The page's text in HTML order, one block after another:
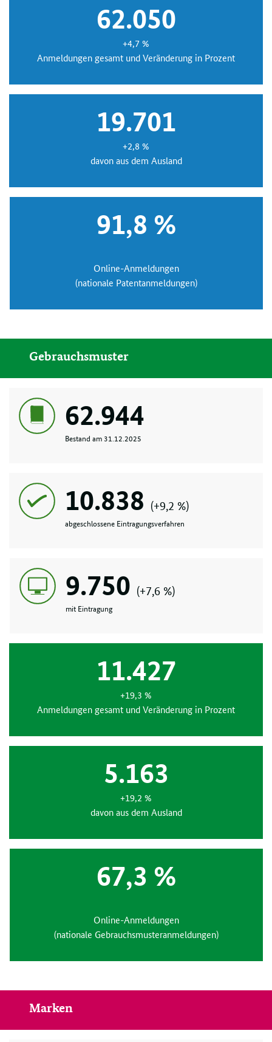
62.050
+4,7 %
Anmeldungen gesamt und Veränderung in Prozent
19.701
+2,8 %
davon aus dem Ausland
91,8 %
Online-Anmeldungen
(nationale Patentanmeldungen)
Gebrauchsmuster
62.944
Bestand am 31.12.2025
10.838 (+9,2 %)
abgeschlossene Eintragungs­verfahren
9.750 (+7,6 %)
mit Eintragung
11.427
+19,3 %
Anmeldungen gesamt und Veränderung in Prozent
5.163
+19,2 %
davon aus dem Ausland
67,3 %
Online-Anmeldungen
(nationale Gebrauchsmuster­anmeldungen)
Marken